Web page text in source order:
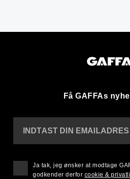
Få GAFFAs
INDTAST DIN
Ja tak, jeg ønsker at modtage
godkender derfor cookie &